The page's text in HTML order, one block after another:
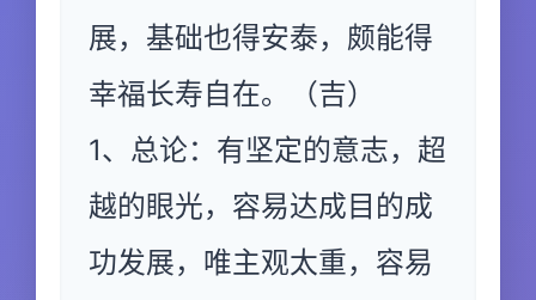
展，基础也得安泰，颇能得
幸福长寿自在。（吉）
1、总论：有坚定的意志，超
越的眼光，容易达成目的成
功发展，唯主观太重，容易